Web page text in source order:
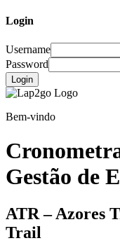
Login
Username
Password
Login
Bem-vindo
Gestão de
ATR – Azores
Trail